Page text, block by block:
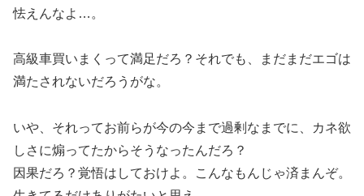
怯えんなよ…。
高級車買いまくって満足だろ？それでも、まだまだエゴは
満たされないだろうがな。
いや、それってお前らが今の今まで過剰なまでに、カネ欲
しさに煽ってたからそうなったんだろ？
因果だろ？覚悟はしておけよ。こんなもんじゃ済まんぞ。